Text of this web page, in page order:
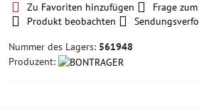
Zu Favoriten hinzufügen
Frage
Produkt beobachten
Nummer des Lagers: 561948
Produzent: